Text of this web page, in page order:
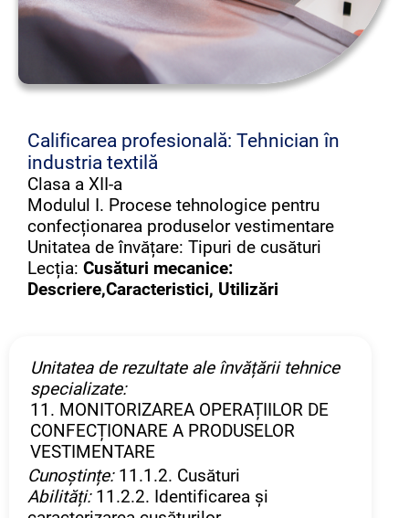
Calificarea profesională: Tehnician în
industria textilă
Clasa a XII-a
Modulul I. Procese tehnologice pentru
confecționarea produselor vestimentare
Unitatea de învățare: Tipuri de cusături
Lecția: Cusături mecanice:
Descriere,Caracteristici, Utilizări
Unitatea de rezultate ale învățării tehnice
specializate:
11. MONITORIZAREA OPERAȚIILOR DE
CONFECȚIONARE A PRODUSELOR
VESTIMENTARE
Cunoștințe: 11.1.2. Cusături
Abilități: 11.2.2. Identificarea și